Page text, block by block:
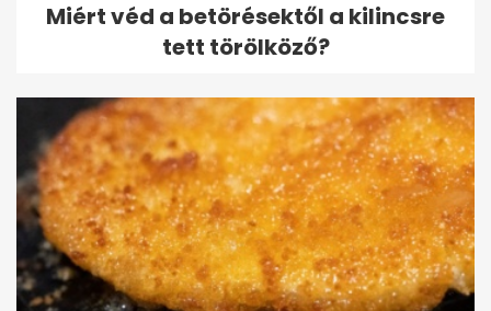
Miért véd a betörésektől a kilincsre
tett törölköző?